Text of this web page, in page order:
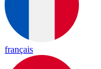
français